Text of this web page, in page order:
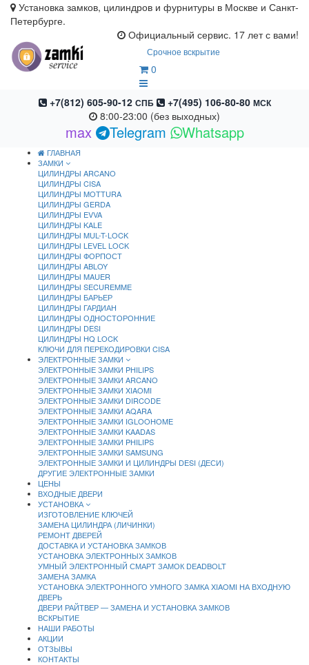
Установка замков, цилиндров и фурнитуры в Москве и Санкт-
Петербурге.
Официальный сервис. 17 лет с вами!
Срочное вскрытие
0
+7(812) 605-90-12 СПБ +7(495) 106-80-80 МСК
8:00-23:00 (без выходных)
max Telegram Whatsapp
ГЛАВНАЯ
ЗАМКИ
ЦИЛИНДРЫ ARCANO
ЦИЛИНДРЫ CISA
ЦИЛИНДРЫ MOTTURA
ЦИЛИНДРЫ GERDA
ЦИЛИНДРЫ EVVA
ЦИЛИНДРЫ KALE
ЦИЛИНДРЫ MUL-T-LOCK
ЦИЛИНДРЫ LEVEL LOCK
ЦИЛИНДРЫ ФОРПОСТ
ЦИЛИНДРЫ ABLOY
ЦИЛИНДРЫ MAUER
ЦИЛИНДРЫ SECUREMME
ЦИЛИНДРЫ БАРЬЕР
ЦИЛИНДРЫ ГАРДИАН
ЦИЛИНДРЫ ОДНОСТОРОННИЕ
ЦИЛИНДРЫ DESI
ЦИЛИНДРЫ HQ LOCK
КЛЮЧИ ДЛЯ ПЕРЕКОДИРОВКИ CISA
ЭЛЕКТРОННЫЕ ЗАМКИ
ЭЛЕКТРОННЫЕ ЗАМКИ PHILIPS
ЭЛЕКТРОННЫЕ ЗАМКИ ARCANO
ЭЛЕКТРОННЫЕ ЗАМКИ XIAOMI
ЭЛЕКТРОННЫЕ ЗАМКИ DIRCODE
ЭЛЕКТРОННЫЕ ЗАМКИ AQARA
ЭЛЕКТРОННЫЕ ЗАМКИ IGLOOHOME
ЭЛЕКТРОННЫЕ ЗАМКИ KAADAS
ЭЛЕКТРОННЫЕ ЗАМКИ PHILIPS
ЭЛЕКТРОННЫЕ ЗАМКИ SAMSUNG
ЭЛЕКТРОННЫЕ ЗАМКИ И ЦИЛИНДРЫ DESI (ДЕСИ)
ДРУГИЕ ЭЛЕКТРОННЫЕ ЗАМКИ
ЦЕНЫ
ВХОДНЫЕ ДВЕРИ
УСТАНОВКА
ИЗГОТОВЛЕНИЕ КЛЮЧЕЙ
ЗАМЕНА ЦИЛИНДРА (ЛИЧИНКИ)
РЕМОНТ ДВЕРЕЙ
ДОСТАВКА И УСТАНОВКА ЗАМКОВ
УСТАНОВКА ЭЛЕКТРОННЫХ ЗАМКОВ
УМНЫЙ ЭЛЕКТРОННЫЙ СМАРТ ЗАМОК DEADBOLT
ЗАМЕНА ЗАМКА
УСТАНОВКА ЭЛЕКТРОННОГО УМНОГО ЗАМКА XIAOMI НА ВХОДНУЮ
ДВЕРЬ
ДВЕРИ РАЙТВЕР — ЗАМЕНА И УСТАНОВКА ЗАМКОВ
ВСКРЫТИЕ
НАШИ РАБОТЫ
АКЦИИ
ОТЗЫВЫ
КОНТАКТЫ